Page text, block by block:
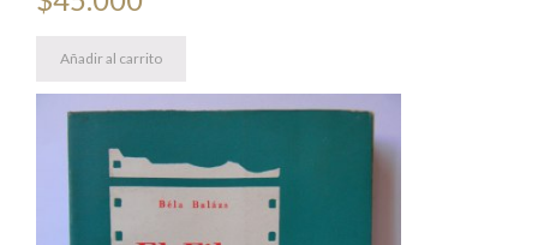
Añadir al carrito